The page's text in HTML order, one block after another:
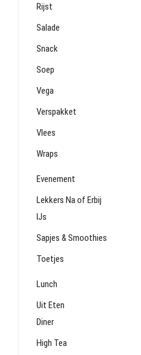
Rijst
Salade
Snack
Soep
Vega
Verspakket
Vlees
Wraps
Evenement
Lekkers Na of Erbij
IJs
Sapjes & Smoothies
Toetjes
Lunch
Uit Eten
Diner
High Tea